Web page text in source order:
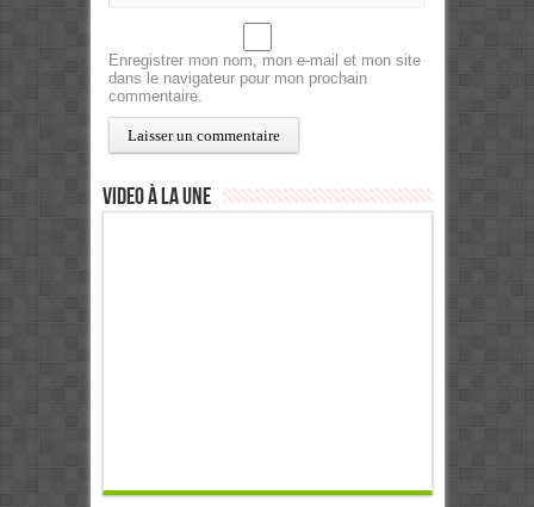
Enregistrer mon nom, mon e-mail et mon site
dans le navigateur pour mon prochain
commentaire.
Video à la Une